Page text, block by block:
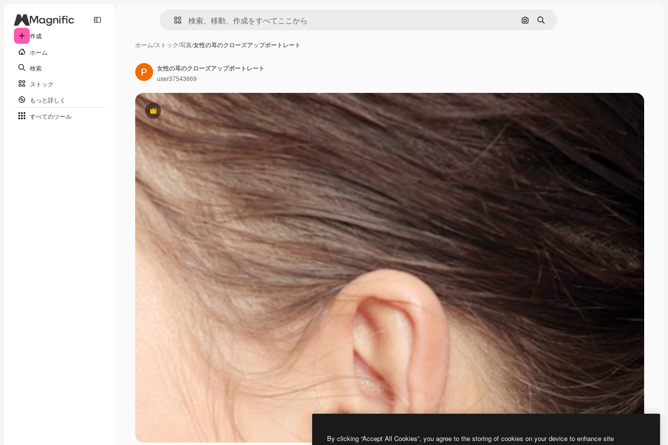
作成
ホーム
検索
ストック
もっと詳しく
すべてのツール
画像で検索
検索
ホーム/ストック/写真/女性の耳のクローズアップポートレート
Premium
女性の耳のクローズアップポートレート
user37543669
By clicking “Accept All Cookies”, you agree to the storing of cookies on your device to enhance site